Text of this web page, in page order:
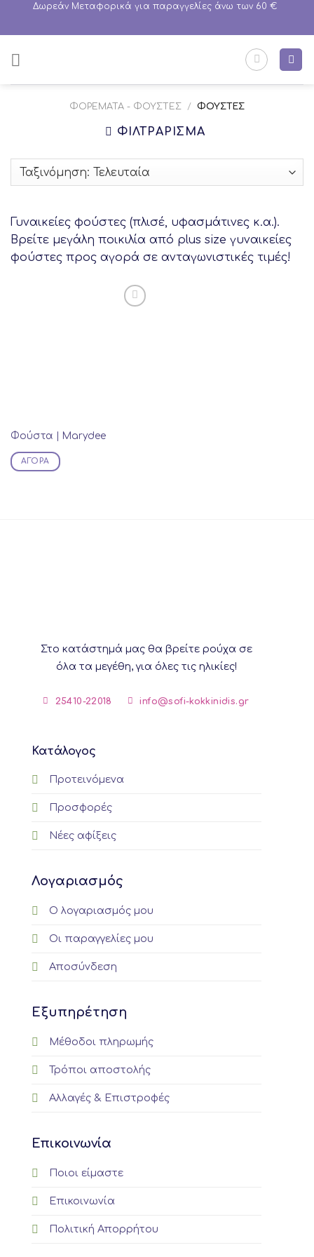
Δωρεάν Μεταφορικά για παραγγελίες άνω των 60 €
ΦΟΡΈΜΑΤΑ - ΦΟΎΣΤΕΣ / ΦΟΎΣΤΕΣ
ΦΙΛΤΡΆΡΙΣΜΑ
Γυναικείες φούστες (πλισέ, υφασμάτινες κ.α.).
Βρείτε μεγάλη ποικιλία από plus size γυναικείες
φούστες προς αγορά σε ανταγωνιστικές τιμές!
Φούστα | Marydee
ΑΓΟΡΆ
Στο κατάστημά μας θα βρείτε ρούχα σε
όλα τα μεγέθη, για όλες τις ηλικίες!
25410-22018 info@sofi-kokkinidis.gr
Κατάλογος
Προτεινόμενα
Προσφορές
Νέες αφίξεις
Λογαριασμός
Ο λογαριασμός μου
Οι παραγγελίες μου
Αποσύνδεση
Εξυπηρέτηση
Μέθοδοι πληρωμής
Τρόποι αποστολής
Αλλαγές & Επιστροφές
Επικοινωνία
Ποιοι είμαστε
Επικοινωνία
Πολιτική Απορρήτου